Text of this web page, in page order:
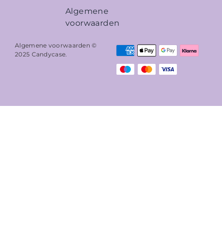
Algemene
voorwaarden
Algemene voorwaarden ©
2025 Candycase.